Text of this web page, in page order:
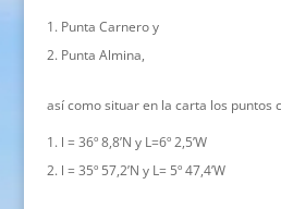
Punta Carnero y
Punta Almina,
así como situar en la carta los puntos
l = 36º 8,8’N y L=6º 2,5’W
l = 35º 57,2’N y L= 5º 47,4’W